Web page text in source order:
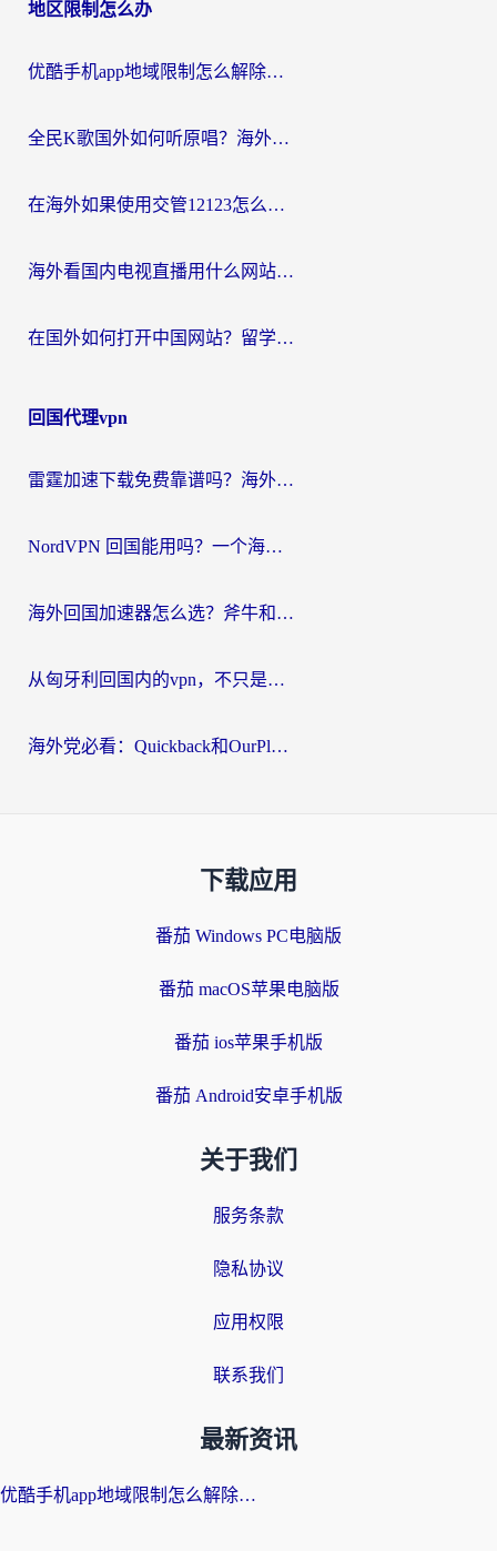
地区限制怎么办
优酷手机app地域限制怎么解除？海外党亲测有效的追剧方案
全民K歌国外如何听原唱？海外党亲测有效的回国加速器选择指南
在海外如果使用交管12123怎么处理？留学生亲测有效的回国加速方案
海外看国内电视直播用什么网站比较好？一篇解决你所有追剧难题的实用指南
在国外如何打开中国网站？留学生与海外华人的无缝访问指南
回国代理vpn
雷霆加速下载免费靠谱吗？海外党选回国加速器的避坑指南（附热门工具对比）
NordVPN 回国能用吗？一个海外用户必须面对的真实困境
海外回国加速器怎么选？斧牛和海龟哪个好？一篇帮你避开坑的实用指南
从匈牙利回国内的vpn，不只是为了刷剧那么简单
海外党必看：Quickback和OurPlay好用吗？3分钟选对回国加速器，无缝刷剧玩游戏
下载应用
番茄 Windows PC电脑版
番茄 macOS苹果电脑版
番茄 ios苹果手机版
番茄 Android安卓手机版
关于我们
服务条款
隐私协议
应用权限
联系我们
最新资讯
优酷手机app地域限制怎么解除？海外党亲测有效的追剧方案